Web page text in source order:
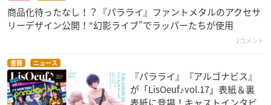
商品化待ったなし！？『パラライ』ファントメタルのアクセサ
リーデザイン公開！“幻影ライブ”でラッパーたちが使用
2コメント
書籍 ニュース
『パラライ』『アルゴナビス』
が「LisOeuf♪vol.17」表紙＆裏